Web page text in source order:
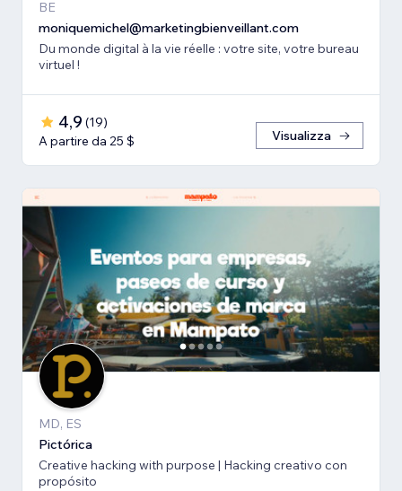
BE
moniquemichel@marketingbienveillant.com
Du monde digital à la vie réelle : votre site, votre bureau
virtuel !
4,9 (19)
A partire da 25 $
Visualizza
MD, ES
Pictórica
Creative hacking with purpose | Hacking creativo con
propósito